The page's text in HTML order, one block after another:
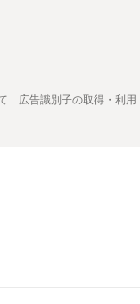
広告識別子の取得・利用